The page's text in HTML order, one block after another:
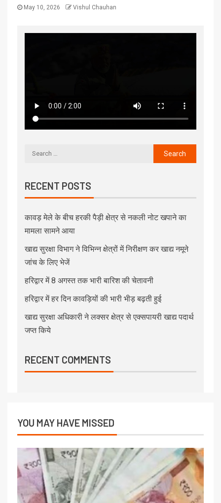
May 10, 2026 Vishul Chauhan
RECENT POSTS
कावड़ मेले के बीच हरकी पैड़ी क्षेत्र से नकली नोट खपाने का
मामला सामने आया
खाद्य सुरक्षा विभाग ने विभिन्न क्षेत्रों में निरीक्षण कर खाद्य नमूने
जांच के लिए भेजें
हरिद्वार में 8 अगस्त तक भारी बारिश की चेतावनी
हरिद्वार में हर दिन कावड़ियों की भारी भीड़ बढ़ती हुई
खाद्य सुरक्षा अधिकारी ने लक्सर क्षेत्र से एक्सपायरी खाद्य पदार्थ
जप्त किये
RECENT COMMENTS
YOU MAY HAVE MISSED